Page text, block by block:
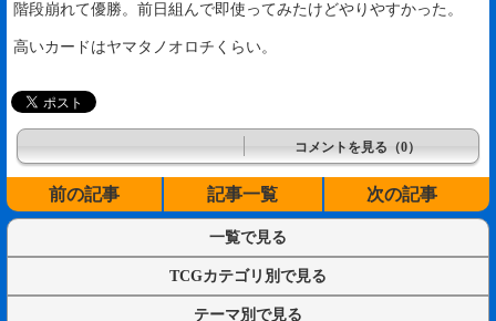
階段崩れて優勝。前日組んで即使ってみたけどやりやすかった。
高いカードはヤマタノオロチくらい。
コメントを見る（0）
前の記事 記事一覧 次の記事
一覧で見る
TCGカテゴリ別で見る
テーマ別で見る